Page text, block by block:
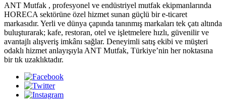
ANT Mutfak , profesyonel ve endüstriyel mutfak ekipmanlarında
HORECA sektörüne özel hizmet sunan güçlü bir e-ticaret
markasıdır. Yerli ve dünya çapında tanınmış markaları tek çatı altında
buluşturarak; kafe, restoran, otel ve işletmelere hızlı, güvenilir ve
avantajlı alışveriş imkânı sağlar. Deneyimli satış ekibi ve müşteri
odaklı hizmet anlayışıyla ANT Mutfak, Türkiye’nin her noktasına
bir tık uzaklıktadır.